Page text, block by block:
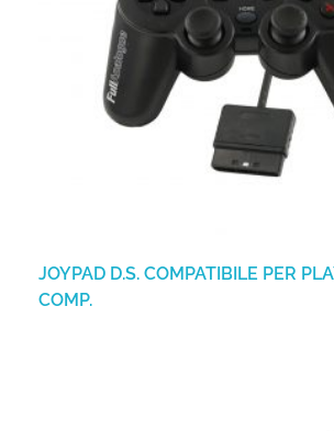
JOYPAD D.S. COMPATIBILE PER
COMP.